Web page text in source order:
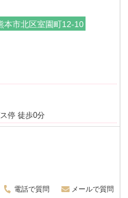
本市北区室園町12-10
停 徒歩0分
電話で質問 メールで質問